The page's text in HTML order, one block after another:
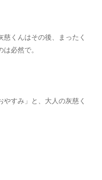
くんはその後、まったく
必然で。
すみ」と、大人の灰慈く